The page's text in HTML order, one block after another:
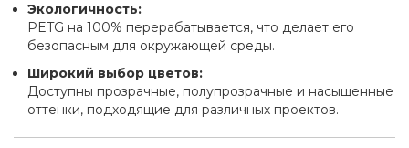
Экологичность:
PETG на 100% перерабатывается, что делает его
безопасным для окружающей среды.
Широкий выбор цветов:
Доступны прозрачные, полупрозрачные и насыщенные
оттенки, подходящие для различных проектов.